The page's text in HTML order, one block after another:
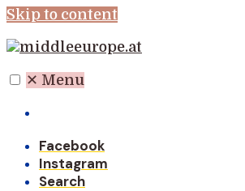
Skip to content
✕ Menu
Facebook
Instagram
Search